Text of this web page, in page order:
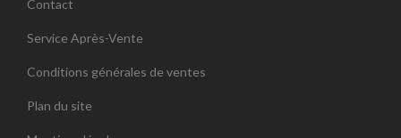
Contact
Service Après-Vente
Conditions générales de ventes
Plan du site